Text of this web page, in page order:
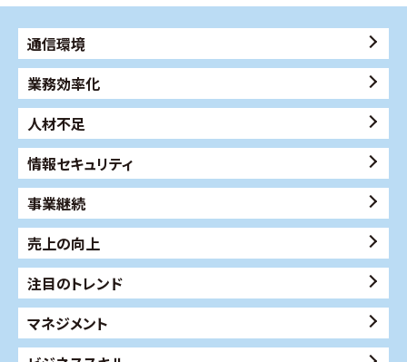
通信環境
業務効率化
人材不足
情報セキュリティ
事業継続
売上の向上
注目のトレンド
マネジメント